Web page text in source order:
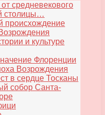
средневекового
столицы…
происхождение
и культуре
Флоренции
Возрождения
в сердце Тосканы
собор Санта-